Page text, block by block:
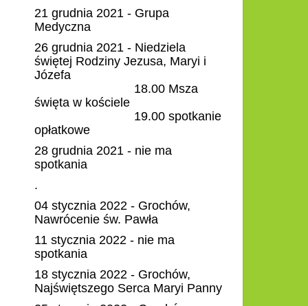
21 grudnia 2021 - Grupa
Medyczna
26 grudnia 2021 - Niedziela
świętej Rodziny Jezusa, Maryi i
Józefa
18.00 Msza
święta w kościele
19.00 spotkanie
opłatkowe
28 grudnia 2021 - nie ma
spotkania
.
04 stycznia 2022 - Grochów,
Nawrócenie św. Pawła
11 stycznia 2022 - nie ma
spotkania
18 stycznia 2022 - Grochów,
Najświętszego Serca Maryi Panny